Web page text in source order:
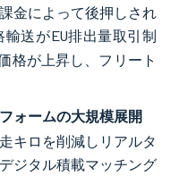
金によって後押しされ
送がEU排出量取引制
格が上昇し、フリート
ォームの大規模展開
キロを削減しリアルタ
ジタル積載マッチング